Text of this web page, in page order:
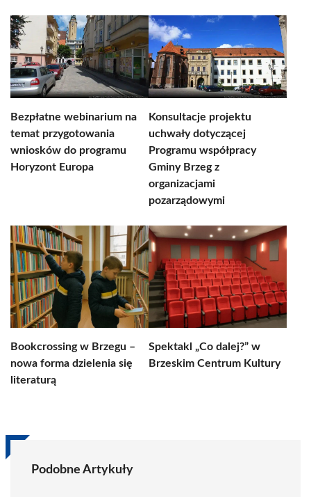
Bezpłatne webinarium na
temat przygotowania
wniosków do programu
Horyzont Europa
Konsultacje projektu
uchwały dotyczącej
Programu współpracy
Gminy Brzeg z
organizacjami
pozarządowymi
Bookcrossing w Brzegu –
nowa forma dzielenia się
literaturą
Spektakl „Co dalej?” w
Brzeskim Centrum Kultury
Podobne Artykuły